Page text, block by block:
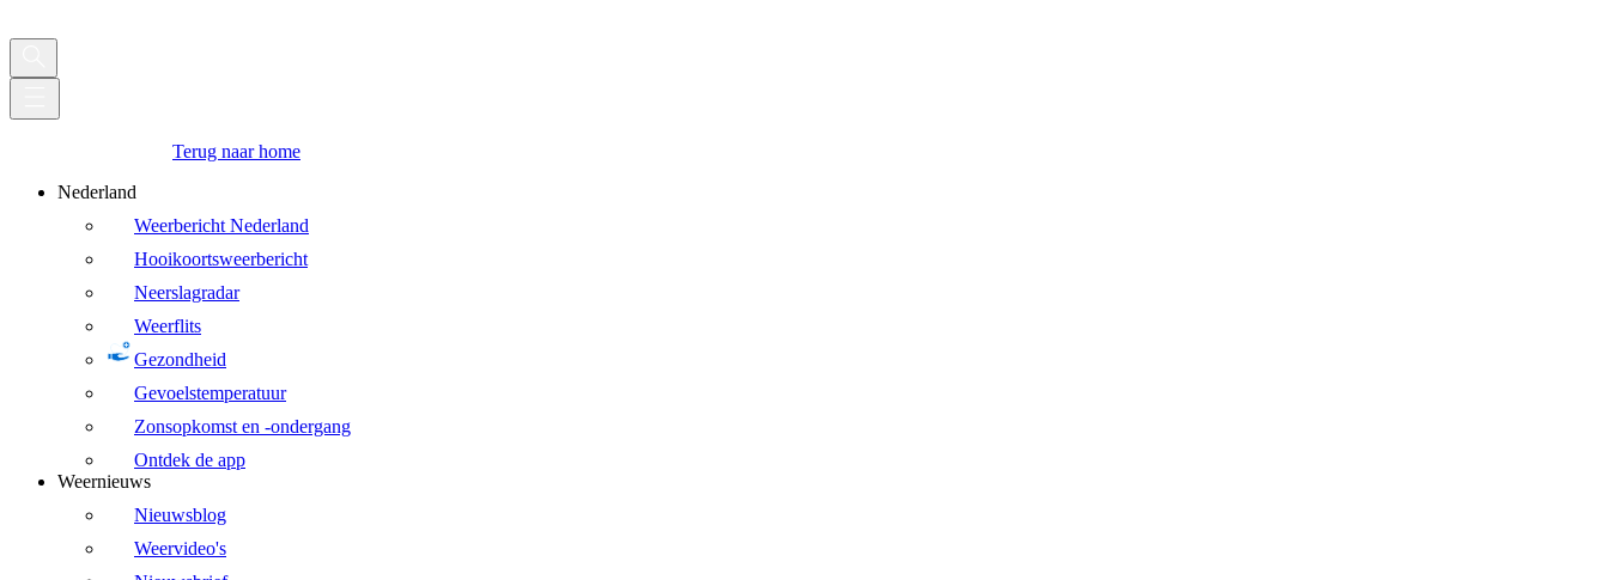
Terug naar home
Nederland
Weerbericht Nederland
Hooikoortsweerbericht
Neerslagradar
Weerflits
Gezondheid
Gevoelstemperatuur
Zonsopkomst en -ondergang
Ontdek de app
Weernieuws
Nieuwsblog
Weervideo's